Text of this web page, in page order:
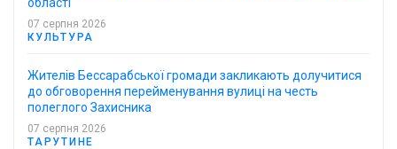
07 серпня 2026
КУЛЬТУРА
Жителів Бессарабської громади закликають долучитися
до обговорення перейменування вулиці на честь
полеглого Захисника
07 серпня 2026
ТАРУТИНЕ